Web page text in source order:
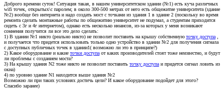
Доброго времени суток! Ситуация такая, в нашем университетском здании (№1) есть куча различных
wifi точек, открытых\с паролем; в около 300-500 метрах от него есть общежитие университета (здание
№2) вообще без интернета и надо создать мост с точками из здания 1 в здание 2 (поскольку во время
ремонта сделать монтажные работы по общежитию университет не подумал, а студентам приходится
сидеть с 3г и 4г интернетом), однако есть несколько нюансов, из-за которых у меня возникают
сомнения получится ли все это дело сделать:
1) В здании №1 никто (реально никто) не позволит поставить на крышу собственную точку доступа
и получается что придется использовать только одно устройство в здании №2 для получения сигнала
с доступных публичных точек в здании1( возможно ли это в принципе?)
2) Какое оборудование и какие точки доступа от каких производителей стоят тоже неизвестно, и будут
ли проблемы с созданием моста?
3) На крышу здания N2 тоже никто не позволит поставить точку доступа и придется сигнал ловить из
окна)
4) по уровню здание N1 находится выше здания №2
Возможно ли при таких условиях достичь цели? И какое оборудование подойдет для этого?
Спасибо заранее)